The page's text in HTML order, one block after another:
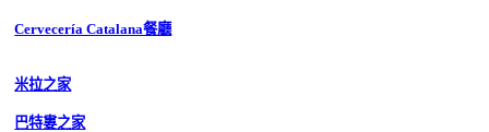
Cervecería Catalana餐廳
米拉之家
巴特婁之家